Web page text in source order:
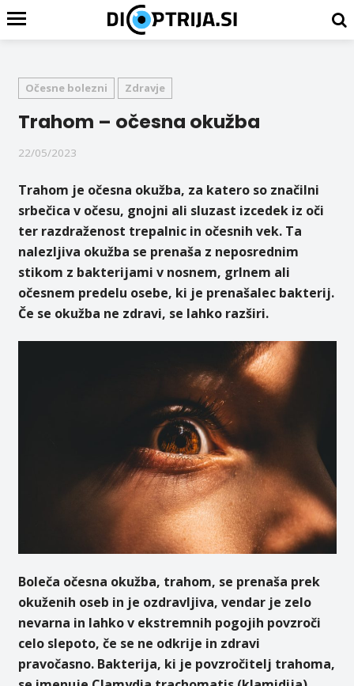
Očesne bolezni Zdravje
Trahom – očesna okužba
22/05/2023
Trahom je očesna okužba, za katero so značilni
srbečica v očesu, gnojni ali sluzast izcedek iz oči
ter razdraženost trepalnic in očesnih vek. Ta
nalezljiva okužba se prenaša z neposrednim
stikom z bakterijami v nosnem, grlnem ali
očesnem predelu osebe, ki je prenašalec bakterij.
Če se okužba ne zdravi, se lahko razširi.
Boleča očesna okužba, trahom, se prenaša prek
okuženih oseb in je ozdravljiva, vendar je zelo
nevarna in lahko v ekstremnih pogojih povzroči
celo slepoto, če se ne odkrije in zdravi
pravočasno. Bakterija, ki je povzročitelj trahoma,